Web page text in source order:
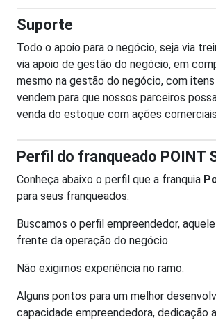
Suporte
Todo o apoio para o negócio, seja via
via apoio de gestão do negócio, em
mesmo na gestão do negócio, com itens
vendem para que nossos parceiros
venda do estoque com ações
Perfil do franqueado POINT
Conheça abaixo o perfil que a franquia
para seus franqueados:
Buscamos o perfil empreendedor,
frente da operação do negócio.
Não exigimos experiência no ramo.
Alguns pontos para um melhor
capacidade empreendedora, dedicação